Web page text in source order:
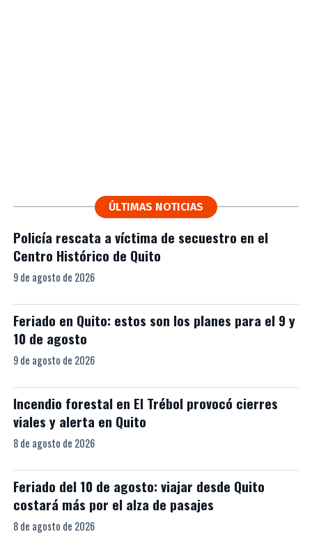
ÚLTIMAS NOTICIAS
Policía rescata a víctima de secuestro en el
Centro Histórico de Quito
9 de agosto de 2026
Feriado en Quito: estos son los planes para el 9 y
10 de agosto
9 de agosto de 2026
Incendio forestal en El Trébol provocó cierres
viales y alerta en Quito
8 de agosto de 2026
Feriado del 10 de agosto: viajar desde Quito
costará más por el alza de pasajes
8 de agosto de 2026